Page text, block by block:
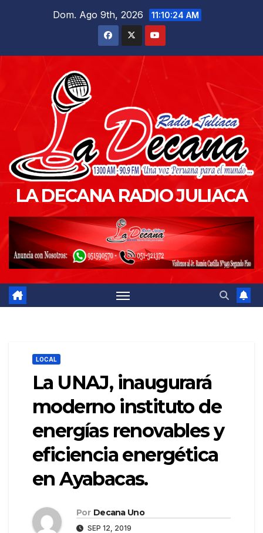
Dom. Ago 9th, 2026 11:10:25 AM
LA DECANA RADIO JULIACA
LOCAL
La UNAJ, inaugurará
moderno instituto de
energías renovables y
eficiencia energética
en Ayabacas.
Por Decana Uno
SEP 12, 2019